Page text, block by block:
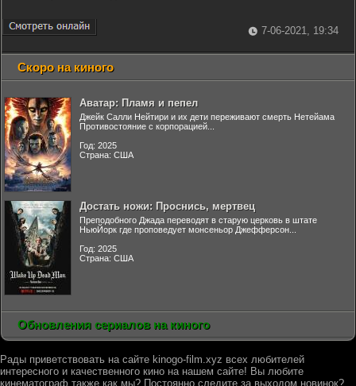
7-06-2021, 19:34
Скоро на киного
Аватар: Пламя и пепел
Джейк Салли Нейтири и их дети переживают смерть Нетейама
Противостояние с корпорацией...
Год: 2025
Страна: США
Достать ножи: Проснись, мертвец
Преподобного Джада переводят в старую церковь в штате
НьюЙорк где проповедует монсеньор Джефферсон...
Год: 2025
Страна: США
Обновления сериалов на киного
Рады приветствовать на сайте kinogo-film.xyz всех любителей
интересного и качественного кино на нашем сайте! Вы любите
кинематограф также как мы? Постоянно следите за выходом новинок?